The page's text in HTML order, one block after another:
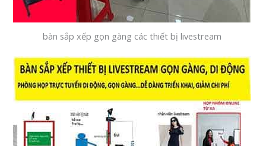
bàn sắp xếp gọn gàng các thiết bị livestream